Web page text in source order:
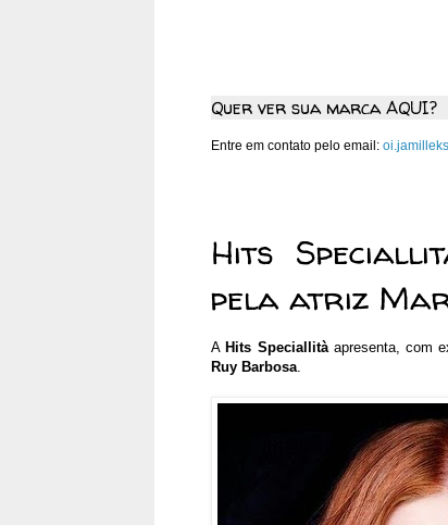
Quer ver sua marca AQUI?
Entre em contato pelo email:
Hits
pela atriz
AHits Speciallitàapresenta, com
Ruy Barbosa